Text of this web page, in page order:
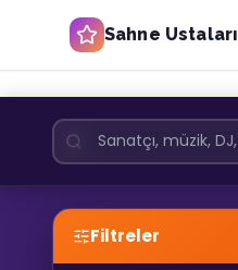
Sahne Ustaları
Filtreler